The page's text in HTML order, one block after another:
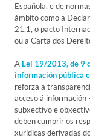
Española, e de
ámbito como a
21.1, o pacto
ou a Carta dos
A Lei 19/2013, de 9
información pública
reforza a
acceso á
subxectivo e
deben cumprir os
xurídicas derivadas